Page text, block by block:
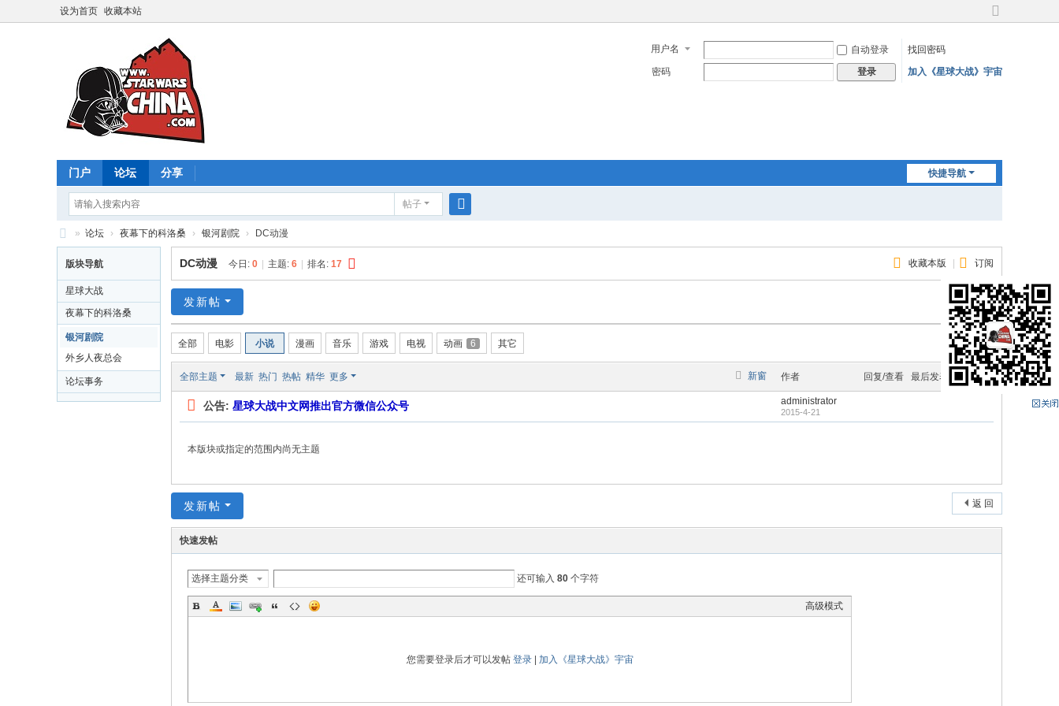
设为首页 收藏本站
切
宽
用户名 自动登录
找回密码
密码
登录 加入《星球大战》宇宙
快捷导航
门户 论坛 分享
帖子
索
星
球
大
战
文
网
» 论坛 › 夜幕下的科洛桑 › 银河剧院 › DC动漫
版块导航
星球大战
夜幕下的科洛桑
银河剧院
外乡人夜总会
论坛事务
收藏本版 订阅
DC动漫 今日: 0 主题: 6 排名: 17
返 回
发新帖
全部 电影 小说 漫画 音乐 游戏 电视 动画 6 其它
新窗
全部主题 最新 热门 热帖 精华 更多 作者 回复/查看 最后发表
公告: 星球大战中文网推出官方微信公众号 administrator
2015-4-21
本版块或指定的范围内尚无主题
返 回
发新帖
快速发帖
选择主题分类 还可输入 80 个字符
高级模式
您需要登录后才可以发帖 登录| 加入《星球大战》宇宙